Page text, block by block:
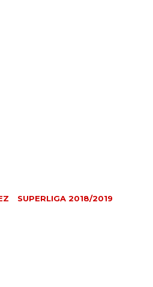
SUPERLIGA 2018/2019